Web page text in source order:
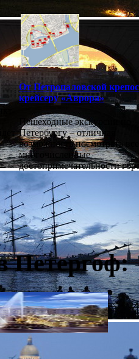
От Петропаловской
крейсеру «Аврора»
Пешеходные экскурсии по
Петербургу – отличная
возможность посмотреть все
многочисленные
достопримечательности
Петергоф: